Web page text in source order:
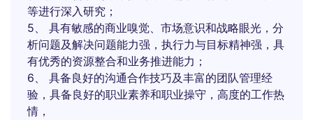
等进行深入研究；
5、 具有敏感的商业嗅觉、市场意识和战略眼光，分
析问题及解决问题能力强，执行力与目标精神强，具
有优秀的资源整合和业务推进能力；
6、 具备良好的沟通合作技巧及丰富的团队管理经
验，具备良好的职业素养和职业操守，高度的工作热
情，